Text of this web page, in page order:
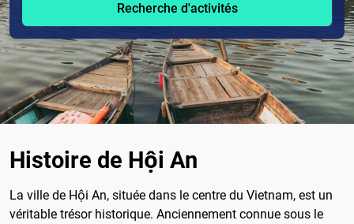
Recherche d'activités
Histoire de Hội An
La ville de Hội An, située dans le centre du Vietnam, est un
véritable trésor historique. Anciennement connue sous le